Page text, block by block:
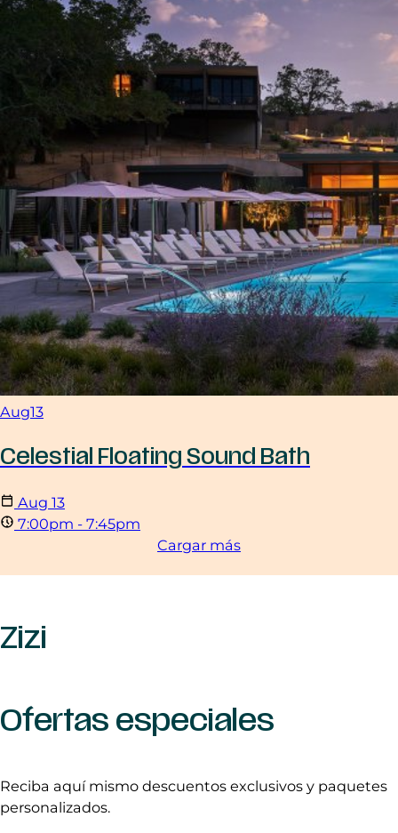
Aug13
Celestial Floating Sound Bath
Aug 13
7:00pm - 7:45pm
Cargar más
Zizi
Ofertas especiales
Reciba aquí mismo descuentos exclusivos y paquetes
personalizados.